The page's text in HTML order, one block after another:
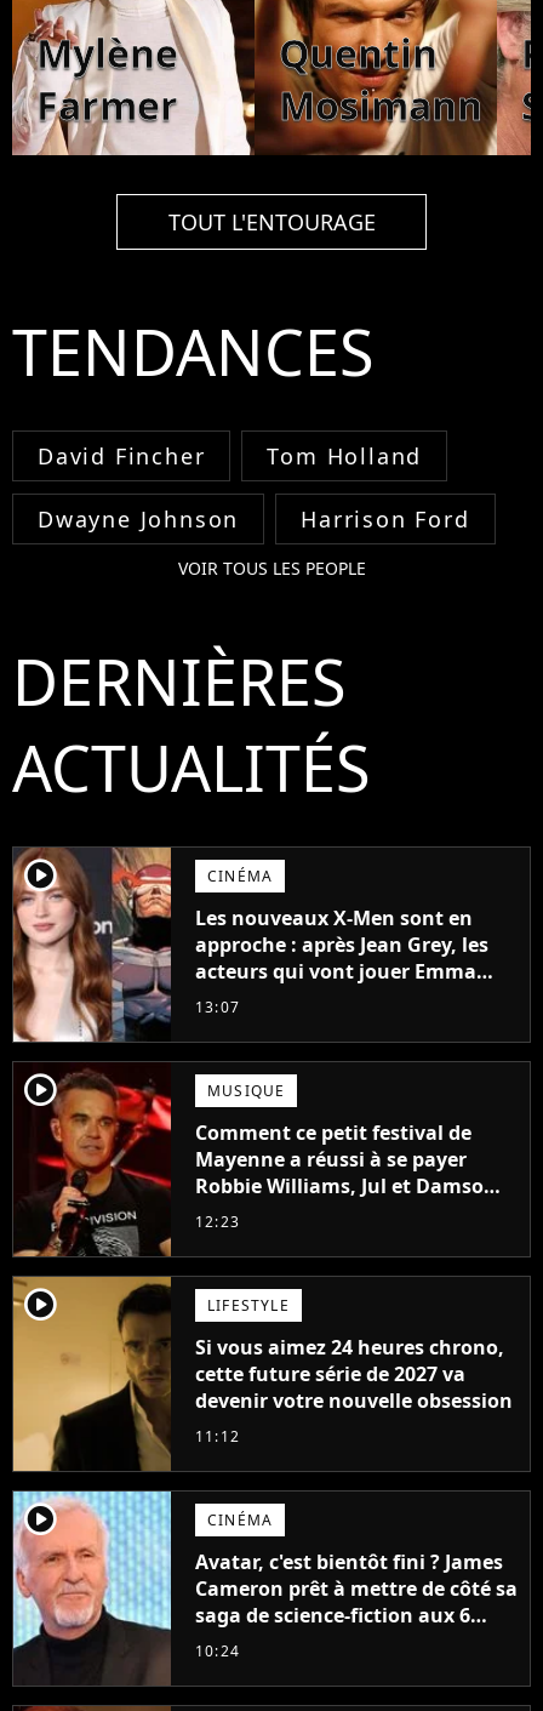
Mylène
Farmer
Quentin
Mosimann
TOUT L'ENTOURAGE
TENDANCES
David Fincher Tom Holland
Dwayne Johnson Harrison Ford
VOIR TOUS LES PEOPLE
DERNIÈRES
ACTUALITÉS
player2 CINÉMA
Les nouveaux X-Men sont en
approche : après Jean Grey, les
acteurs qui vont jouer Emma
Frost et Cyclope trouvés !
13:07
player2 MUSIQUE
Comment ce petit festival de
Mayenne a réussi à se payer
Robbie Williams, Jul et Damso
cette année ?
12:23
player2 LIFESTYLE
Si vous aimez 24 heures chrono,
cette future série de 2027 va
devenir votre nouvelle obsession
11:12
player2 CINÉMA
Avatar, c'est bientôt fini ? James
Cameron prêt à mettre de côté sa
saga de science-fiction aux 6
milliards de recettes
10:24